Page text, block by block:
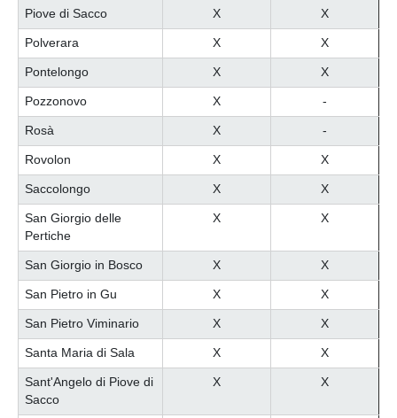
Piove di Sacco X X
Polverara X X
Pontelongo X X
Pozzonovo X -
Rosà X -
Rovolon X X
Saccolongo X X
San Giorgio delle
Pertiche
X X
San Giorgio in Bosco X X
San Pietro in Gu X X
San Pietro Viminario X X
Santa Maria di Sala X X
Sant'Angelo di Piove di
Sacco
X X